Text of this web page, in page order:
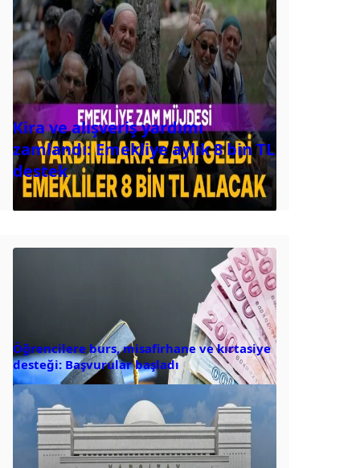
Kira ve alışveriş yardımı
zamlandı: Emekliye aylık 8 bin TL
destek
Öğrencilere burs, misafirhane ve kırtasiye
desteği: Başvurular başladı